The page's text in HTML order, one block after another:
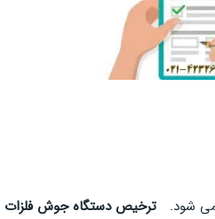
می شود. ترخیص دستگاه جوش فلزات